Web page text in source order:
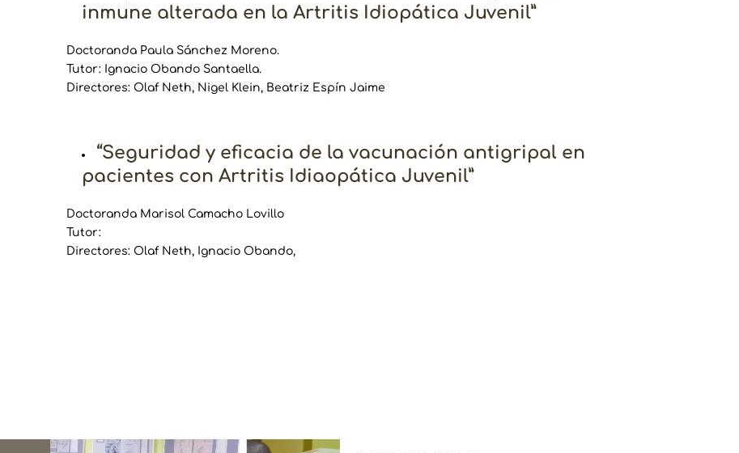
inmune alterada en la Artritis Idiopática Juvenil”
Doctoranda Paula Sánchez Moreno.
Tutor: Ignacio Obando Santaella.
Directores: Olaf Neth, Nigel Klein, Beatriz Espín Jaime
“Seguridad y eficacia de la vacunación antigripal en
pacientes con Artritis Idiaopática Juvenil”
Doctoranda Marisol Camacho Lovillo
Tutor:
Directores: Olaf Neth, Ignacio Obando,